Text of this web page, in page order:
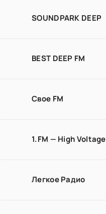
SOUNDPARK DEEP
BEST DEEP FM
Свое FM
1.FM — High Voltage
Легкое Радио